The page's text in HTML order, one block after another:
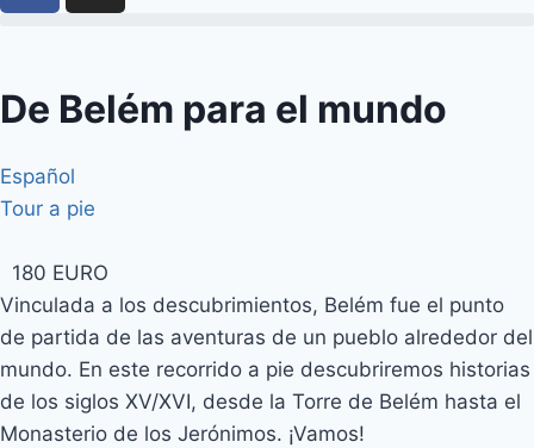
De Belém para el mundo
Español
Tour a pie
180 EURO
Vinculada a los descubrimientos, Belém fue el punto
de partida de las aventuras de un pueblo alrededor del
mundo. En este recorrido a pie descubriremos historias
de los siglos XV/XVI, desde la Torre de Belém hasta el
Monasterio de los Jerónimos. ¡Vamos!